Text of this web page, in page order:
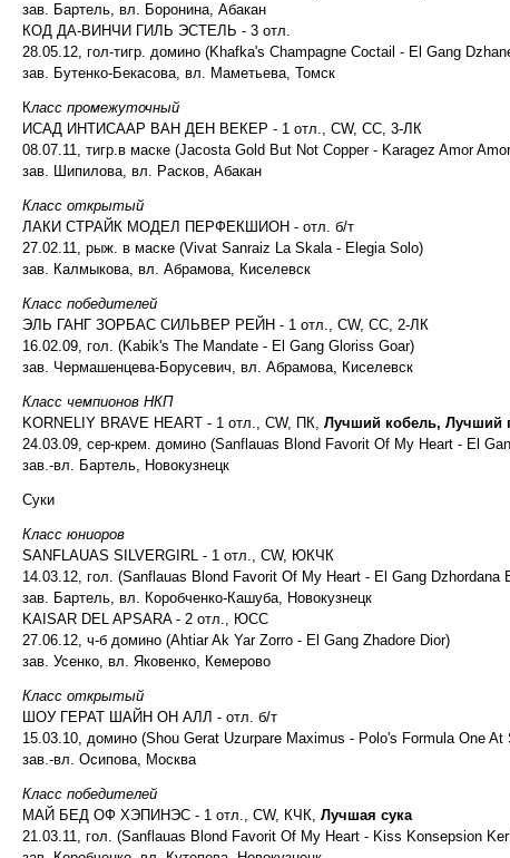
зав. Бартель, вл. Боронина, Абакан
КОД ДА-ВИНЧИ ГИЛЬ ЭСТЕЛЬ - 3 отл.
28.05.12, гол-тигр. домино (Khafka's Champagne Coctail - El Gang
зав. Бутенко-Бекасова, вл. Маметьева, Томск
Класс промежуточный
ИСАД ИНТИСААР ВАН ДЕН ВЕКЕР - 1 отл., CW, СС, 3-ЛК
08.07.11, тигр.в маске (Jacosta Gold But Not Copper - Karagez Amor
зав. Шипилова, вл. Расков, Абакан
Класс открытый
ЛАКИ СТРАЙК МОДЕЛ ПЕРФЕКШИОН - отл. б/т
27.02.11, рыж. в маске (Vivat Sanraiz La Skala - Elegia Solo)
зав. Калмыкова, вл. Абрамова, Киселевск
Класс победителей
ЭЛЬ ГАНГ ЗОРБАС СИЛЬВЕР РЕЙН - 1 отл., CW, СС, 2-ЛК
16.02.09, гол. (Kabik's The Mandate - El Gang Gloriss Goar)
зав. Чермашенцева-Борусевич, вл. Абрамова, Киселевск
Класс чемпионов НКП
KORNELIY BRAVE HEART - 1 отл., CW, ПК, Лучший кобель, Лучший
24.03.09, сер-крем. домино (Sanflauas Blond Favorit Of My Heart - El
зав.-вл. Бартель, Новокузнецк
Суки
Класс юниоров
SANFLAUAS SILVERGIRL - 1 отл., CW, ЮКЧК
14.03.12, гол. (Sanflauas Blond Favorit Of My Heart - El Gang Dzhordana
зав. Бартель, вл. Коробченко-Кашуба, Новокузнецк
KAISAR DEL APSARA - 2 отл., ЮСС
27.06.12, ч-б домино (Ahtiar Ak Yar Zorro - El Gang Zhadore Dior)
зав. Усенко, вл. Яковенко, Кемерово
Класс открытый
ШОУ ГЕРАТ ШАЙН ОН АЛЛ - отл. б/т
15.03.10, домино (Shou Gerat Uzurpare Maximus - Polo's Formula One At
зав.-вл. Осипова, Москва
Класс победителей
МАЙ БЕД ОФ ХЭПИНЭС - 1 отл., CW, КЧК, Лучшая сука
21.03.11, гол. (Sanflauas Blond Favorit Of My Heart - Kiss Konsepsion